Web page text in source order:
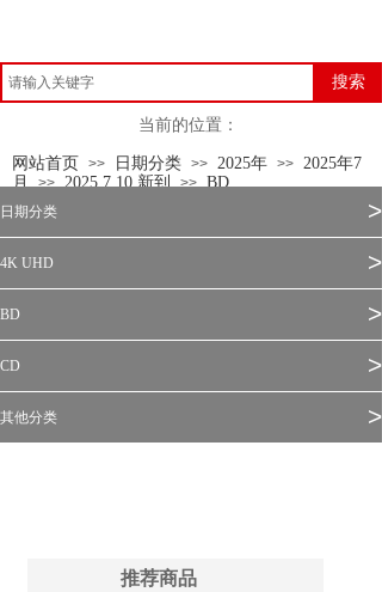
搜索
当前的位置：
网站首页 >> 日期分类 >> 2025年 >> 2025年7
月 >> 2025.7.10 新到 >> BD
日期分类 >
4K UHD >
BD >
CD >
其他分类 >
推荐商品